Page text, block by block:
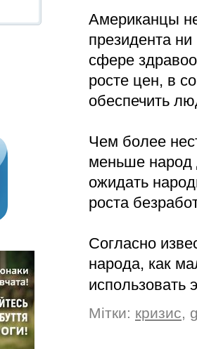
Американцы
президента
сфере
росте цен, в
обеспечить
Чем более
меньше народ
ожидать
роста
Согласно
народа, как
использовать
Мітки: кризис,